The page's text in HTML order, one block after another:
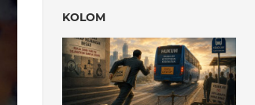
KOLOM